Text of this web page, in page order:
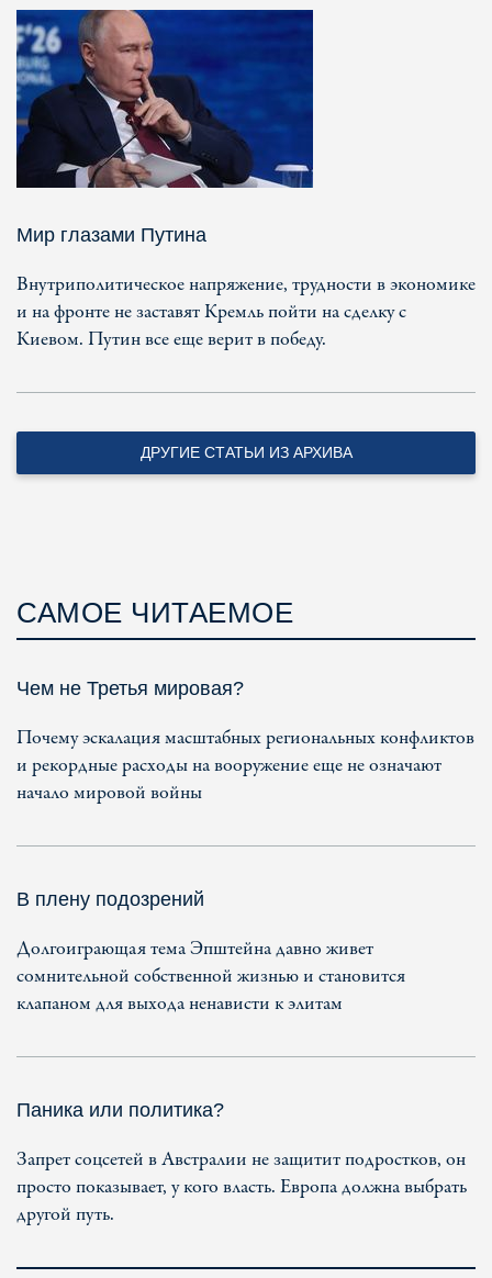
Мир глазами Путина
Внутриполитическое напряжение, трудности в экономике
и на фронте не заставят Кремль пойти на сделку с
Киевом. Путин все еще верит в победу.
ДРУГИЕ СТАТЬИ ИЗ АРХИВА
САМОЕ ЧИТАЕМОЕ
Чем не Третья мировая?
Почему эскалация масштабных региональных конфликтов
и рекордные расходы на вооружение еще не означают
начало мировой войны
В плену подозрений
Долгоиграющая тема Эпштейна давно живет
сомнительной собственной жизнью и становится
клапаном для выхода ненависти к элитам
Паника или политика?
Запрет соцсетей в Австралии не защитит подростков, он
просто показывает, у кого власть. Европа должна выбрать
другой путь.